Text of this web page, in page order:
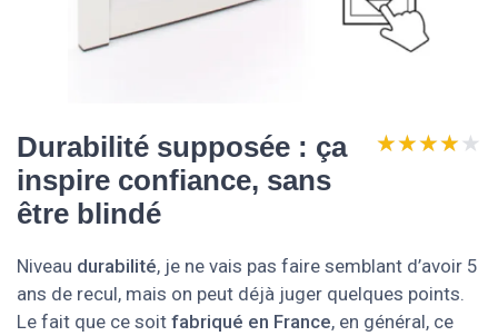
Durabilité supposée : ça
inspire confiance, sans
être blindé
★★★★★
★★★★★
Niveau durabilité, je ne vais pas faire semblant d’avoir 5
ans de recul, mais on peut déjà juger quelques points.
Le fait que ce soit fabriqué en France, en général, ce